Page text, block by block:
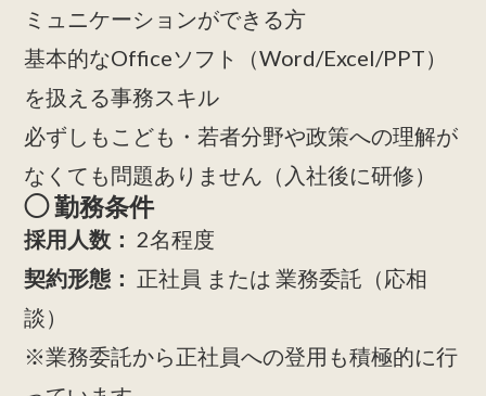
ミュニケーションができる方
基本的なOfficeソフト（Word/Excel/PPT）
を扱える事務スキル
必ずしもこども・若者分野や政策への理解が
なくても問題ありません（入社後に研修）
◯ 勤務条件
採用人数： 2名程度
契約形態： 正社員 または 業務委託（応相
談）
※業務委託から正社員への登用も積極的に行